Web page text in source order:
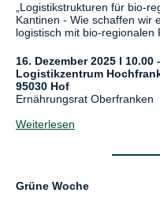
„Logistikstrukturen für bio-
Kantinen - Wie schaffen wir
logistisch mit bio-regionalen
16. Dezember 2025 l 10.00
Logistikzentrum
95030 Hof
Ernährungsrat Oberfranken
Weiterlesen
Grüne Woche